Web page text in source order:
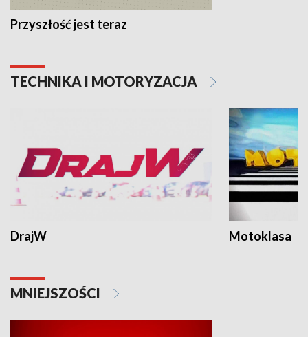
Przyszłość jest teraz
TECHNIKA I MOTORYZACJA
DrajW Motoklasa
MNIEJSZOŚCI